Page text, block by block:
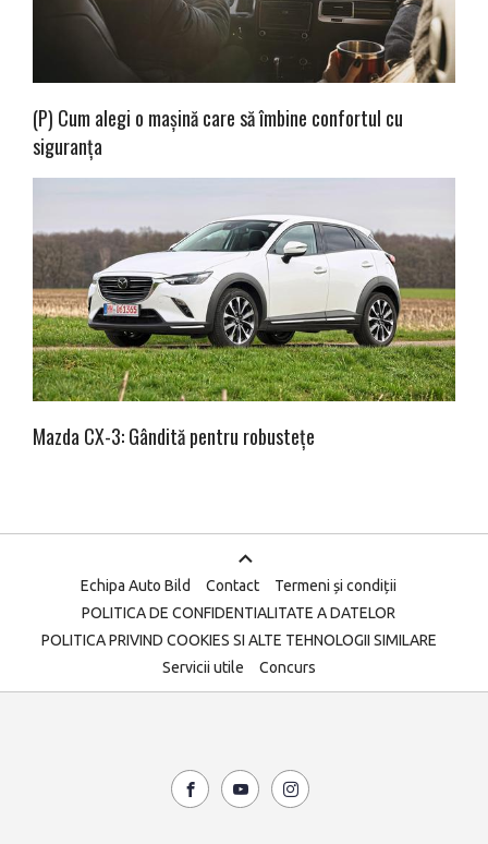
(P) Cum alegi o mașină care să îmbine confortul cu
siguranța
Mazda CX-3: Gândită pentru robustețe
Echipa Auto Bild Contact
Termeni și condiții
POLITICA DE CONFIDENTIALITATE A DATELOR
POLITICA PRIVIND COOKIES SI ALTE TEHNOLOGII SIMILARE
Servicii utile
Concurs